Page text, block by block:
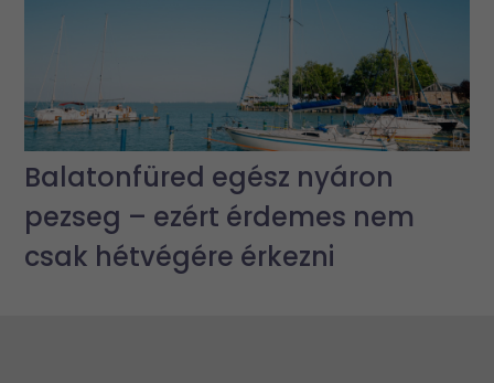
Balatonfüred egész nyáron
pezseg – ezért érdemes nem
csak hétvégére érkezni